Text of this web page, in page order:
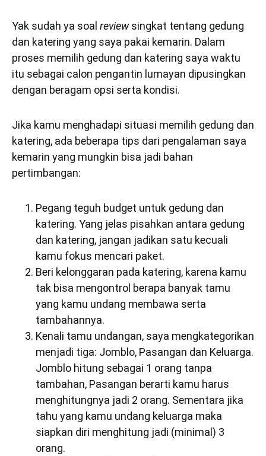
Yak sudah ya soal reviewsingkat tentang gedung
dan katering yang saya pakai kemarin. Dalam
proses memilih gedung dan katering saya waktu
itu sebagai calon pengantin lumayan dipusingkan
dengan beragam opsi serta kondisi.
Jika kamu menghadapi situasi memilih gedung dan
katering, ada beberapa tips dari pengalaman saya
kemarin yang mungkin bisa jadi bahan
pertimbangan:
Pegang teguh budget untuk gedung dan
katering. Yang jelas pisahkan antara gedung
dan katering, jangan jadikan satu kecuali
kamu fokus mencari paket.
Beri kelonggaran pada katering, karena kamu
tak bisa mengontrol berapa banyak tamu
yang kamu undang membawa serta
tambahannya.
Kenali tamu undangan, saya mengkategorikan
menjadi tiga: Jomblo, Pasangan dan Keluarga.
Jomblo hitung sebagai 1 orang tanpa
tambahan, Pasangan berarti kamu harus
menghitungnya jadi 2 orang. Sementara jika
tahu yang kamu undang keluarga maka
siapkan diri menghitung jadi (minimal) 3
orang.